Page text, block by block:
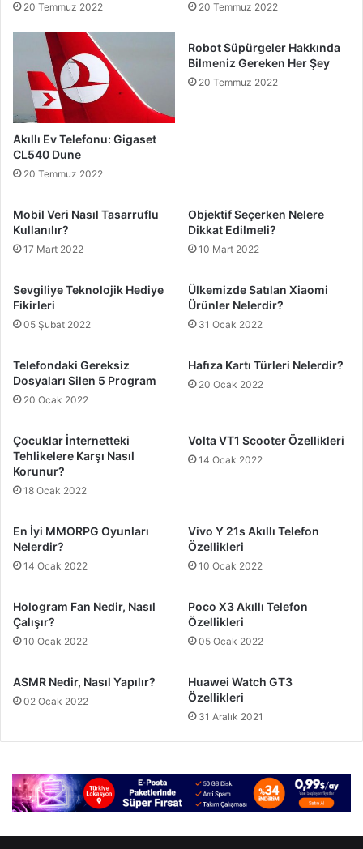
20 Temmuz 2022 20 Temmuz 2022
Akıllı Ev Telefonu: Gigaset
CL540 Dune
20 Temmuz 2022
Robot Süpürgeler Hakkında
Bilmeniz Gereken Her Şey
20 Temmuz 2022
Mobil Veri Nasıl Tasarruflu
Kullanılır?
17 Mart 2022
Objektif Seçerken Nelere
Dikkat Edilmeli?
10 Mart 2022
Sevgiliye Teknolojik Hediye
Fikirleri
05 Şubat 2022
Ülkemizde Satılan Xiaomi
Ürünler Nelerdir?
31 Ocak 2022
Telefondaki Gereksiz
Dosyaları Silen 5 Program
20 Ocak 2022
Hafıza Kartı Türleri Nelerdir?
20 Ocak 2022
Çocuklar İnternetteki
Tehlikelere Karşı Nasıl
Korunur?
18 Ocak 2022
Volta VT1 Scooter Özellikleri
14 Ocak 2022
En İyi MMORPG Oyunları
Nelerdir?
14 Ocak 2022
Vivo Y 21s Akıllı Telefon
Özellikleri
10 Ocak 2022
Hologram Fan Nedir, Nasıl
Çalışır?
10 Ocak 2022
Poco X3 Akıllı Telefon
Özellikleri
05 Ocak 2022
ASMR Nedir, Nasıl Yapılır?
02 Ocak 2022
Huawei Watch GT3
Özellikleri
31 Aralık 2021